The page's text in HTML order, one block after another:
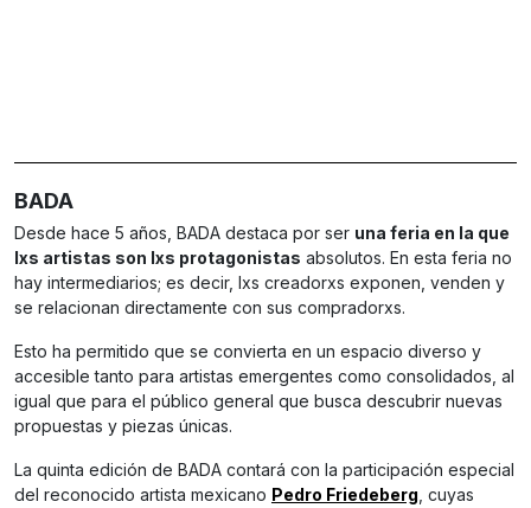
BADA
Desde hace 5 años, BADA destaca por ser una feria en la que
lxs artistas son lxs protagonistas absolutos. En esta feria no
hay intermediarios; es decir, lxs creadorxs exponen, venden y
se relacionan directamente con sus compradorxs.
Esto ha permitido que se convierta en un espacio diverso y
accesible tanto para artistas emergentes como consolidados, al
igual que para el público general que busca descubrir nuevas
propuestas y piezas únicas.
La quinta edición de BADA contará con la participación especial
del reconocido artista mexicano Pedro Friedeberg , cuyas